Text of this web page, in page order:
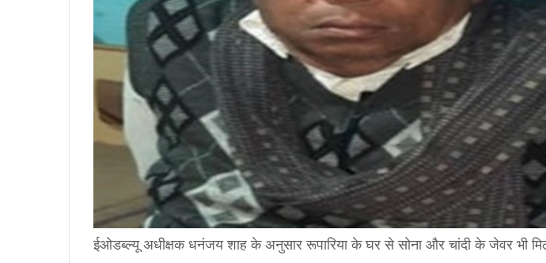
ईओडब्ल्यू अधीक्षक धनंजय शाह के अनुसार रूपारिया के घर से सोना और चांदी के जेवर भी